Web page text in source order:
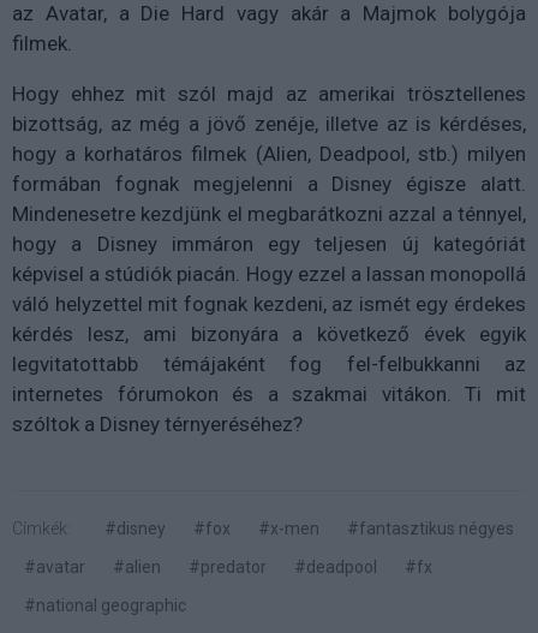
az Avatar, a Die Hard vagy akár a Majmok bolygója
filmek.
Hogy ehhez mit szól majd az amerikai trösztellenes
bizottság, az még a jövő zenéje, illetve az is kérdéses,
hogy a korhatáros filmek (Alien, Deadpool, stb.) milyen
formában fognak megjelenni a Disney égisze alatt.
Mindenesetre kezdjünk el megbarátkozni azzal a ténnyel,
hogy a Disney immáron egy teljesen új kategóriát
képvisel a stúdiók piacán. Hogy ezzel a lassan monopollá
váló helyzettel mit fognak kezdeni, az ismét egy érdekes
kérdés lesz, ami bizonyára a következő évek egyik
legvitatottabb témájaként fog fel-felbukkanni az
internetes fórumokon és a szakmai vitákon. Ti mit
szóltok a Disney térnyeréséhez?
Címkék: #disney #fox #x-men
#fantasztikus négyes
#avatar
#alien #predator #deadpool
#fx
#national geographic